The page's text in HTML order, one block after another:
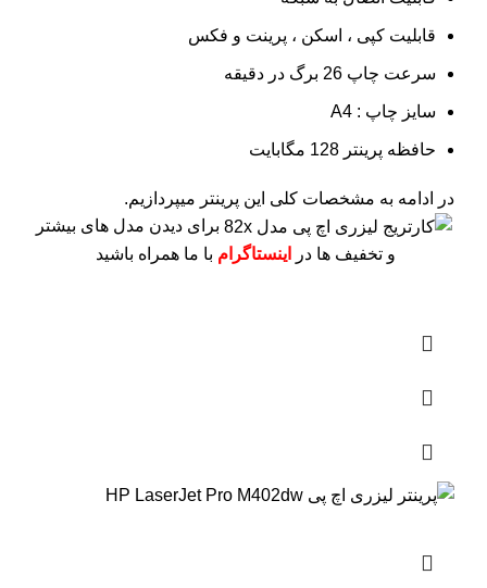
قابلیت کپی ، اسکن ، پرینت و فکس
سرعت چاپ 26 برگ در دقیقه
سایز چاپ : A4
حافظه پرینتر 128 مگابایت
در ادامه به مشخصات کلی این پرینتر میپردازیم.
برای دیدن مدل های بیشتر
و تخفیف ها در
اینستاگرام با ما همراه باشید